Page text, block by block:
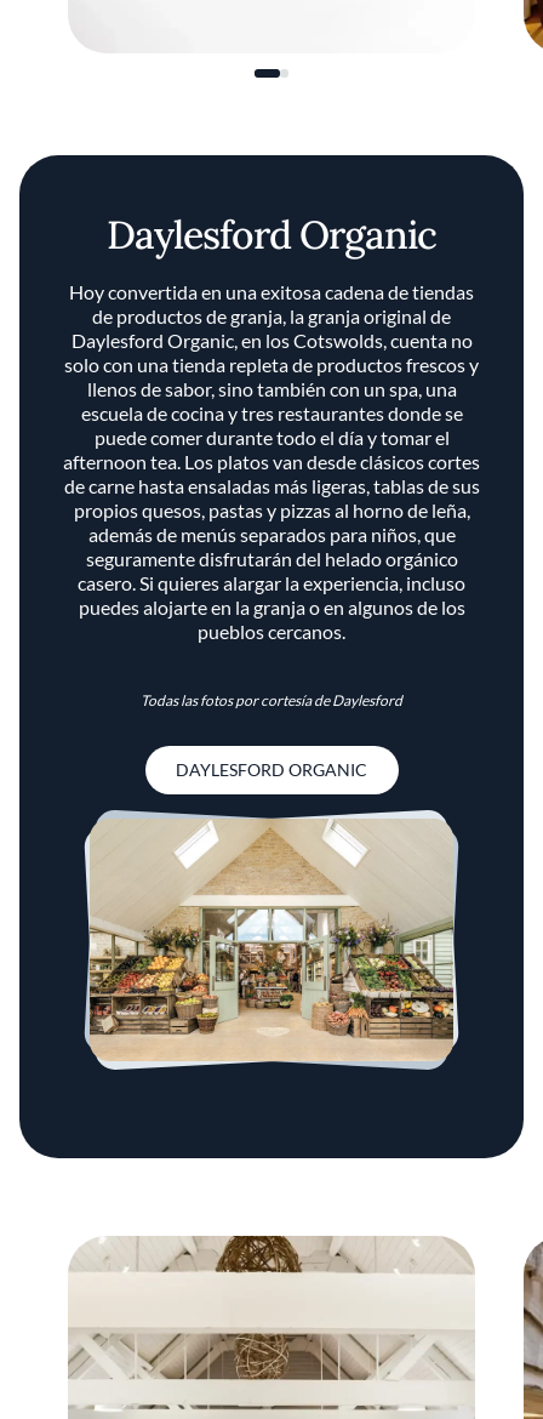
Daylesford Organic
Hoy convertida en una exitosa cadena de tiendas
de productos de granja, la granja original de
Daylesford Organic, en los Cotswolds, cuenta no
solo con una tienda repleta de productos frescos y
llenos de sabor, sino también con un spa, una
escuela de cocina y tres restaurantes donde se
puede comer durante todo el día y tomar el
afternoon tea. Los platos van desde clásicos cortes
de carne hasta ensaladas más ligeras, tablas de sus
propios quesos, pastas y pizzas al horno de leña,
además de menús separados para niños, que
seguramente disfrutarán del helado orgánico
casero. Si quieres alargar la experiencia, incluso
puedes alojarte en la granja o en algunos de los
pueblos cercanos.
Todas las fotos por cortesía de Daylesford
DAYLESFORD ORGANIC